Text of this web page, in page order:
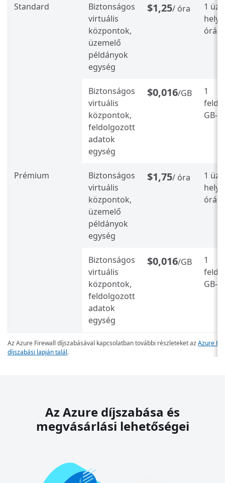
Standard
Biztonságos
virtuális
központok,
üzemelő
példányok
egység
$1,25/ óra
1
Biztonságos
virtuális
központok,
feldolgozott
adatok
egység
$0,016/GB
1
GB-
Prémium
Biztonságos
virtuális
központok,
üzemelő
példányok
egység
$1,75/ óra
1
Biztonságos
virtuális
központok,
feldolgozott
adatok
egység
$0,016/GB
1
GB-
Az Azure Firewall díjszabásával kapcsolatban további részleteket azAzure
díjszabási lapján talál.
Az Azure díjszabása és
megvásárlási lehetőségei